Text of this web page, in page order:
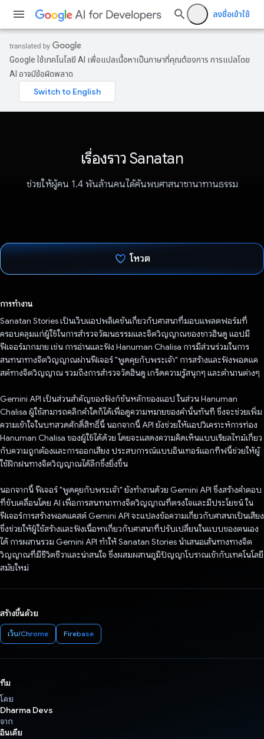
ลงชื่อเข้าใช้
Google ใช้เทคโนโลยี AI เพื่อแปลเนื้อหาเป็นภาษาที่คุณต้องการ การแปลโดย
AI อาจมีข้อผิดพลาด
เรื่องราว Sanatan
ช่วยให้ผู้คน 1.4 พันล้านคนได้ค้นพบศาสนาซานาทานธรรม
โหวต
การทำงาน
Sanatan Stories เป็นเว็บแอปพลิเคชันเกี่ยวกับศาสนาที่มอบแพลตฟอร์มที่
ครอบคลุมแก่ผู้ใช้ในการสำรวจวัฒนธรรมและจิตวิญญาณของชาวฮินดู แอปมี
ฟีเจอร์มากมาย เช่น การอ่านและฟัง Hanuman Chalisa การมีส่วนร่วมในการ
สนทนาทางจิตวิญญาณผ่านฟีเจอร์ "พูดคุยกับพระเจ้า" การสร้างและฟังพอดแค
สต์ทางจิตวิญญาณ รวมถึงการสำรวจวัดฮินดู เกร็ดความรู้สนุกๆ และตำนานต่างๆ
Gemini API เป็นส่วนสำคัญของฟังก์ชันหลักของแอป ในส่วน Hanuman
Chalisa ผู้ใช้สามารถคลิกคำใดก็ได้เพื่อดูความหมายของคำนั้นทันที ซึ่งจะช่วยเพิ่ม
ความเข้าใจในบทสวดศักดิ์สิทธิ์นี้ นอกจากนี้ API ยังช่วยให้แอปวิเคราะห์การท่อง
Hanuman Chalisa ของผู้ใช้ได้ด้วย โดยจะแสดงความคิดเห็นแบบเรียลไทม์เกี่ยว
กับความถูกต้องและการออกเสียง ประสบการณ์แบบอินเทอร์แอกทีฟนี้ช่วยให้ผู้
ใช้ฝึกฝนทางจิตวิญญาณได้ลึกซึ้งยิ่งขึ้น
นอกจากนี้ ฟีเจอร์ "พูดคุยกับพระเจ้า" ยังทำงานด้วย Gemini API ซึ่งสร้างคำตอบ
ที่ขับเคลื่อนโดย AI เพื่อการสนทนาทางจิตวิญญาณที่ตรงใจและมีประโยชน์ ใน
ฟีเจอร์การสร้างพอดแคสต์ Gemini API จะแปลงข้อความเกี่ยวกับศาสนาเป็นเสียง
ซึ่งช่วยให้ผู้ใช้สร้างและฟังเนื้อหาเกี่ยวกับศาสนาที่ปรับเปลี่ยนในแบบของตนเอง
ได้ การผสานรวม Gemini API ทำให้ Sanatan Stories นำเสนอเส้นทางทางจิต
วิญญาณที่มีชีวิตชีวาและน่าสนใจ ซึ่งผสมผสานภูมิปัญญาโบราณเข้ากับเทคโนโลยี
สมัยใหม่
สร้างขึ้นด้วย
เว็บ/Chrome Firebase
ทีม
โดย
Dharma Devs
จาก
อินเดีย